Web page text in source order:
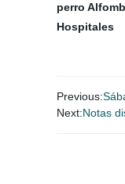
perro
Hospitales
Previous:
Next:Notas